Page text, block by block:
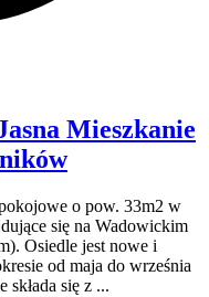
Mieszkanie
o pow. 33m2 w
się na Wadowickim
Osiedle jest nowe i
od maja do września
się z ...